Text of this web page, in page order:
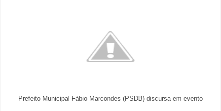
Prefeito Municipal Fábio Marcondes (PSDB) discursa em evento